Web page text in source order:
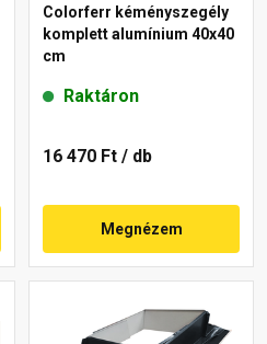
Colorferr kéményszegély
komplett alumínium 40x40
cm
Raktáron
16 470 Ft / db
Megnézem